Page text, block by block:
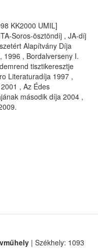
KK2000 UMIL]
Soros-ösztöndíj , JA-díj
Alapítvány Díja
1996 , Bordalverseny I.
tisztikeresztje
Literaturadíja 1997 ,
, Az Édes
második díja 2004 ,
| Székhely: 1093